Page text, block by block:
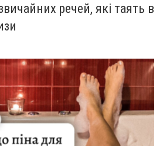
речей, які таять в